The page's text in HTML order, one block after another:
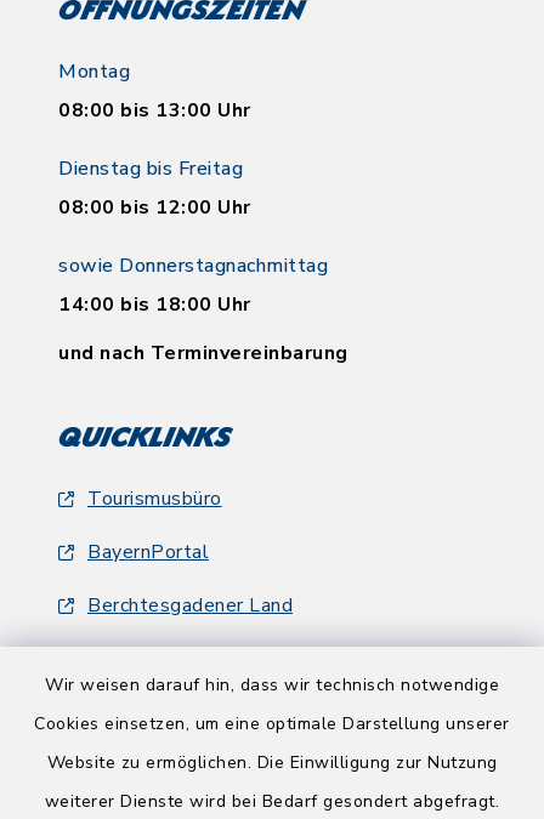
Wir weisen darauf hin, dass wir technisch notwendige
Cookies einsetzen, um eine optimale Darstellung unserer
Website zu ermöglichen. Die Einwilligung zur Nutzung
weiterer Dienste wird bei Bedarf gesondert abgefragt.
Öffnungszeiten
Montag
08:00 bis 13:00 Uhr
Dienstag bis Freitag
08:00 bis 12:00 Uhr
sowie Donnerstagnachmittag
14:00 bis 18:00 Uhr
und nach Terminvereinbarung
Quicklinks
Tourismusbüro
BayernPortal
Berchtesgadener Land